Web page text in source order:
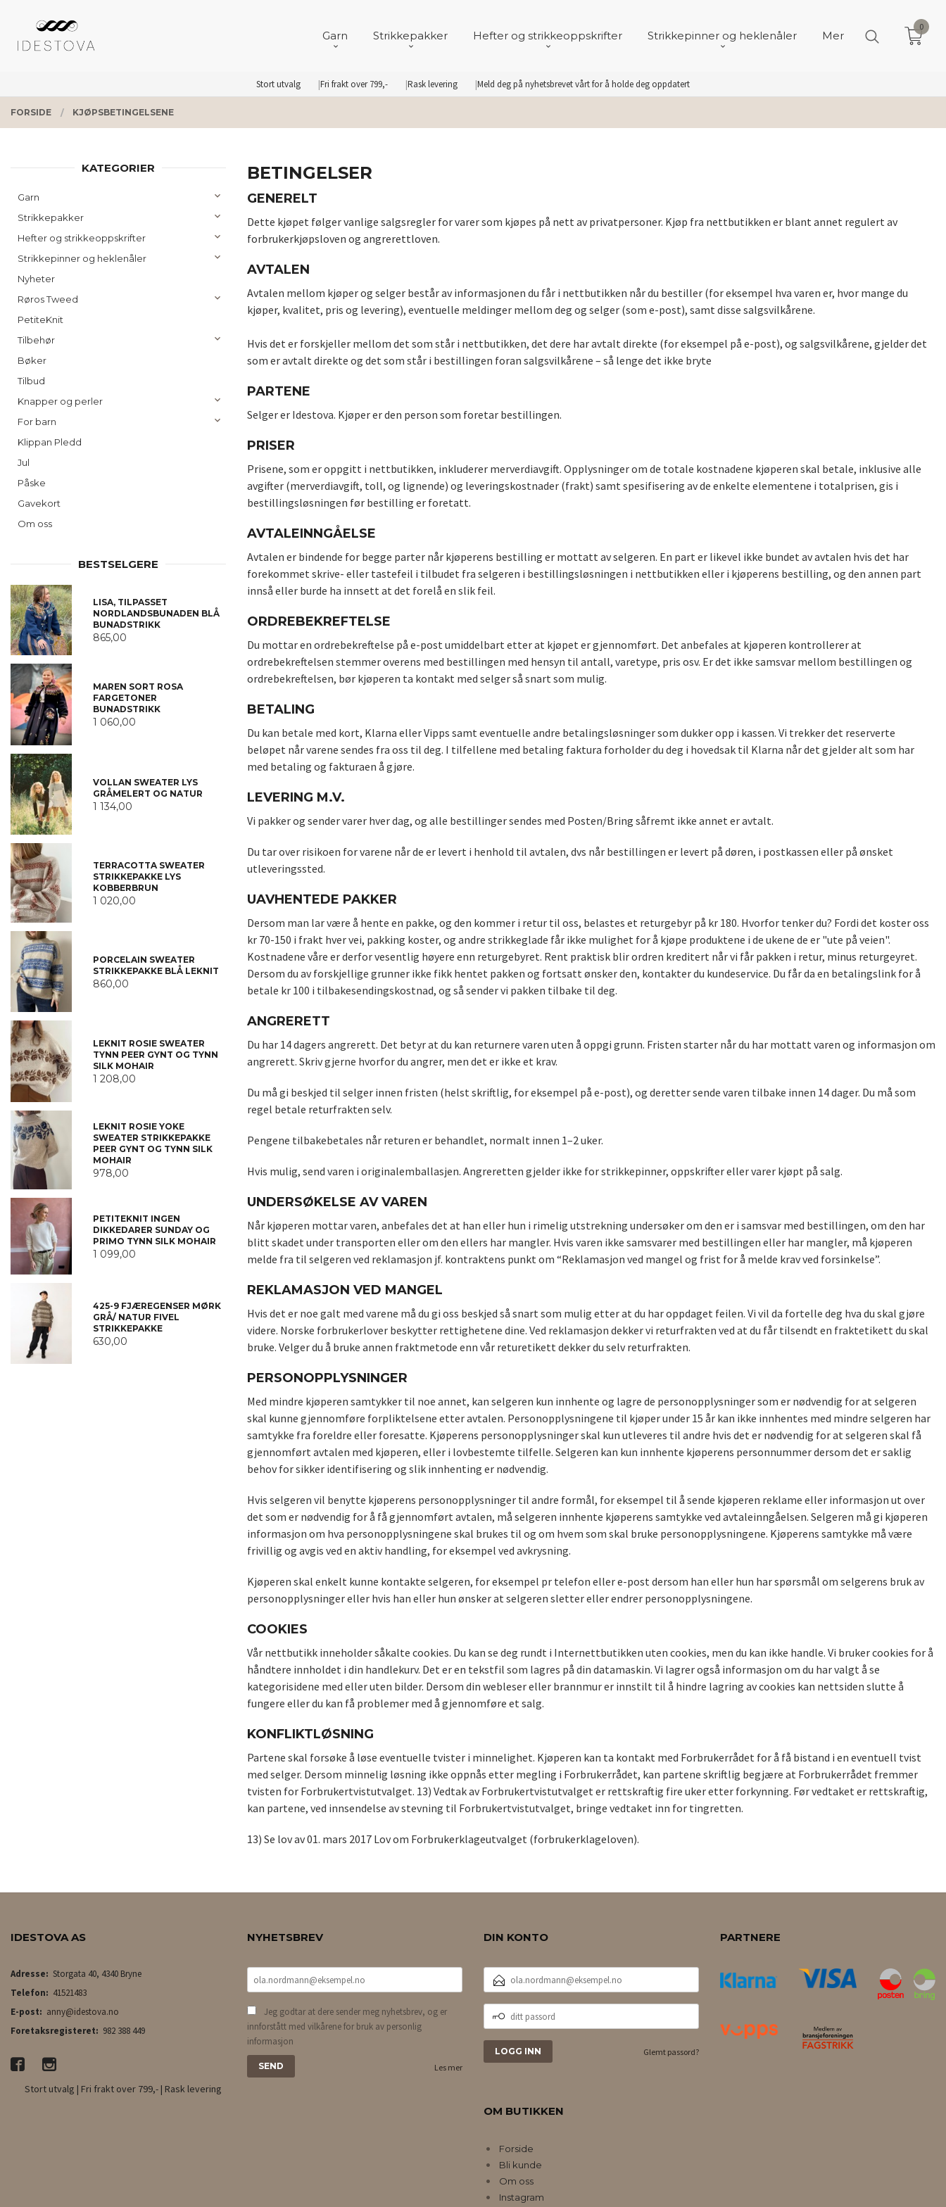
innholdet
Stort utvalg Fri frakt over 799,- Rask levering Meld deg på nyhetsbrevet vårt for å holde deg oppdatert
PRODUKTER
Garn Strikkepakker Hefter og strikkeoppskrifter Strikkepinner og heklenåler Mer
0
FORSIDE KJØPSBETINGELSENE
BETINGELSER
GENERELT
Dette kjøpet følger vanlige salgsregler for varer som kjøpes på nett av privatpersoner. Kjøp fra nettbutikken er blant annet regulert av
forbrukerkjøpsloven og angrerettloven.
AVTALEN
Avtalen mellom kjøper og selger består av informasjonen du får i nettbutikken når du bestiller (for eksempel hva varen er, hvor mange du
kjøper, kvalitet, pris og levering), eventuelle meldinger mellom deg og selger (som e-post), samt disse salgsvilkårene.
Hvis det er forskjeller mellom det som står i nettbutikken, det dere har avtalt direkte (for eksempel på e-post), og salgsvilkårene, gjelder det
som er avtalt direkte og det som står i bestillingen foran salgsvilkårene – så lenge det ikke bryte
PARTENE
Selger er Idestova. Kjøper er den person som foretar bestillingen.
PRISER
Prisene, som er oppgitt i nettbutikken, inkluderer merverdiavgift. Opplysninger om de totale kostnadene kjøperen skal betale, inklusive alle
avgifter (merverdiavgift, toll, og lignende) og leveringskostnader (frakt) samt spesifisering av de enkelte elementene i totalprisen, gis i
bestillingsløsningen før bestilling er foretatt.
AVTALEINNGÅELSE
Avtalen er bindende for begge parter når kjøperens bestilling er mottatt av selgeren. En part er likevel ikke bundet av avtalen hvis det har
forekommet skrive- eller tastefeil i tilbudet fra selgeren i bestillingsløsningen i nettbutikken eller i kjøperens bestilling, og den annen part
innså eller burde ha innsett at det forelå en slik feil.
ORDREBEKREFTELSE
Du mottar en ordrebekreftelse på e-post umiddelbart etter at kjøpet er gjennomført. Det anbefales at kjøperen kontrollerer at
ordrebekreftelsen stemmer overens med bestillingen med hensyn til antall, varetype, pris osv. Er det ikke samsvar mellom bestillingen og
ordrebekreftelsen, bør kjøperen ta kontakt med selger så snart som mulig.
BETALING
Du kan betale med kort, Klarna eller Vipps samt eventuelle andre betalingsløsninger som dukker opp i kassen. Vi trekker det reserverte
beløpet når varene sendes fra oss til deg. I tilfellene med betaling faktura forholder du deg i hovedsak til Klarna når det gjelder alt som har
med betaling og fakturaen å gjøre.
LEVERING M.V.
Vi pakker og sender varer hver dag, og alle bestillinger sendes med Posten/Bring såfremt ikke annet er avtalt.
Du tar over risikoen for varene når de er levert i henhold til avtalen, dvs når bestillingen er levert på døren, i postkassen eller på ønsket
utleveringssted.
UAVHENTEDE PAKKER
Dersom man lar være å hente en pakke, og den kommer i retur til oss, belastes et returgebyr på kr 180. Hvorfor tenker du? Fordi det koster oss
kr 70-150 i frakt hver vei, pakking koster, og andre strikkeglade får ikke mulighet for å kjøpe produktene i de ukene de er "ute på veien".
Kostnadene våre er derfor vesentlig høyere enn returgebyret. Rent praktisk blir ordren kreditert når vi får pakken i retur, minus returgeyret.
Dersom du av forskjellige grunner ikke fikk hentet pakken og fortsatt ønsker den, kontakter du kundeservice. Du får da en betalingslink for å
betale kr 100 i tilbakesendingskostnad, og så sender vi pakken tilbake til deg.
ANGRERETT
Du har 14 dagers angrerett. Det betyr at du kan returnere varen uten å oppgi grunn. Fristen starter når du har mottatt varen og informasjon om
angrerett. Skriv gjerne hvorfor du angrer, men det er ikke et krav.
Du må gi beskjed til selger innen fristen (helst skriftlig, for eksempel på e-post), og deretter sende varen tilbake innen 14 dager. Du må som
regel betale returfrakten selv.
Pengene tilbakebetales når returen er behandlet, normalt innen 1–2 uker.
Hvis mulig, send varen i originalemballasjen. Angreretten gjelder ikke for strikkepinner, oppskrifter eller varer kjøpt på salg.
UNDERSØKELSE AV VAREN
Når kjøperen mottar varen, anbefales det at han eller hun i rimelig utstrekning undersøker om den er i samsvar med bestillingen, om den har
blitt skadet under transporten eller om den ellers har mangler. Hvis varen ikke samsvarer med bestillingen eller har mangler, må kjøperen
melde fra til selgeren ved reklamasjon jf. kontraktens punkt om “Reklamasjon ved mangel og frist for å melde krav ved forsinkelse”.
REKLAMASJON VED MANGEL
Hvis det er noe galt med varene må du gi oss beskjed så snart som mulig etter at du har oppdaget feilen. Vi vil da fortelle deg hva du skal gjøre
videre. Norske forbrukerlover beskytter rettighetene dine. Ved reklamasjon dekker vi returfrakten ved at du får tilsendt en fraktetikett du skal
bruke. Velger du å bruke annen fraktmetode enn vår returetikett dekker du selv returfrakten.
PERSONOPPLYSNINGER
Med mindre kjøperen samtykker til noe annet, kan selgeren kun innhente og lagre de personopplysninger som er nødvendig for at selgeren
skal kunne gjennomføre forpliktelsene etter avtalen. Personopplysningene til kjøper under 15 år kan ikke innhentes med mindre selgeren har
samtykke fra foreldre eller foresatte. Kjøperens personopplysninger skal kun utleveres til andre hvis det er nødvendig for at selgeren skal få
gjennomført avtalen med kjøperen, eller i lovbestemte tilfelle. Selgeren kan kun innhente kjøperens personnummer dersom det er saklig
behov for sikker identifisering og slik innhenting er nødvendig.
Hvis selgeren vil benytte kjøperens personopplysninger til andre formål, for eksempel til å sende kjøperen reklame eller informasjon ut over
det som er nødvendig for å få gjennomført avtalen, må selgeren innhente kjøperens samtykke ved avtaleinngåelsen. Selgeren må gi kjøperen
informasjon om hva personopplysningene skal brukes til og om hvem som skal bruke personopplysningene. Kjøperens samtykke må være
frivillig og avgis ved en aktiv handling, for eksempel ved avkrysning.
Kjøperen skal enkelt kunne kontakte selgeren, for eksempel pr telefon eller e-post dersom han eller hun har spørsmål om selgerens bruk av
personopplysninger eller hvis han eller hun ønsker at selgeren sletter eller endrer personopplysningene.
COOKIES
Vår nettbutikk inneholder såkalte cookies. Du kan se deg rundt i Internettbutikken uten cookies, men du kan ikke handle. Vi bruker cookies for å
håndtere innholdet i din handlekurv. Det er en tekstfil som lagres på din datamaskin. Vi lagrer også informasjon om du har valgt å se
kategorisidene med eller uten bilder. Dersom din webleser eller brannmur er innstilt til å hindre lagring av cookies kan nettsiden slutte å
fungere eller du kan få problemer med å gjennomføre et salg.
KONFLIKTLØSNING
Partene skal forsøke å løse eventuelle tvister i minnelighet. Kjøperen kan ta kontakt med Forbrukerrådet for å få bistand i en eventuell tvist
med selger. Dersom minnelig løsning ikke oppnås etter megling i Forbrukerrådet, kan partene skriftlig begjære at Forbrukerrådet fremmer
tvisten for Forbrukertvistutvalget. 13) Vedtak av Forbrukertvistutvalget er rettskraftig fire uker etter forkynning. Før vedtaket er rettskraftig,
kan partene, ved innsendelse av stevning til Forbrukertvistutvalget, bringe vedtaket inn for tingretten.
13) Se lov av 01. mars 2017 Lov om Forbrukerklageutvalget (forbrukerklageloven).
KATEGORIER
Garn
Strikkepakker
Hefter og strikkeoppskrifter
Strikkepinner og heklenåler
Nyheter
Røros Tweed
PetiteKnit
Tilbehør
Bøker
Tilbud
Knapper og perler
For barn
Klippan Pledd
Jul
Påske
Gavekort
Om oss
BESTSELGERE
LISA, TILPASSET
NORDLANDSBUNADEN BLÅ
BUNADSTRIKK
865,00
MAREN SORT ROSA
FARGETONER
BUNADSTRIKK
1 060,00
VOLLAN SWEATER LYS
GRÅMELERT OG NATUR
1 134,00
TERRACOTTA SWEATER
STRIKKEPAKKE LYS
KOBBERBRUN
1 020,00
PORCELAIN SWEATER
STRIKKEPAKKE BLÅ LEKNIT
860,00
LEKNIT ROSIE SWEATER
TYNN PEER GYNT OG TYNN
SILK MOHAIR
1 208,00
LEKNIT ROSIE YOKE
SWEATER STRIKKEPAKKE
PEER GYNT OG TYNN SILK
MOHAIR
978,00
PETITEKNIT INGEN
DIKKEDARER SUNDAY OG
PRIMO TYNN SILK MOHAIR
1 099,00
425-9 FJÆREGENSER MØRK
GRÅ/ NATUR FIVEL
STRIKKEPAKKE
630,00
IDESTOVA AS
Adresse: Storgata 40, 4340 Bryne
Telefon: 41521483
E-post: anny@idestova.no
Foretaksregisteret: 982 388 449
Stort utvalg | Fri frakt over 799,- | Rask levering
NYHETSBREV
Jeg godtar at dere sender meg nyhetsbrev, og er
innforstått med vilkårene for bruk av personlig
informasjon
Les mer
DIN KONTO
POSTADRESSE
PASSORD
Glemt passord?
OM BUTIKKEN
Forside
Bli kunde
Om oss
Instagram
PARTNERE